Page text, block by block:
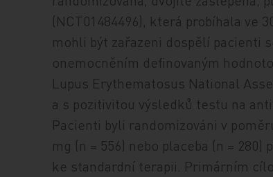
(NCT01484496), která probíhala ve
mohli být zařazeni dospělí pacienti
onemocněním definovaným
Lupus Erythematosus National
a s pozitivitou výsledků testu na
Pacienti byli randomizováni v
mg (n = 556) nebo placeba (n =
ke standardní terapii. Primárním